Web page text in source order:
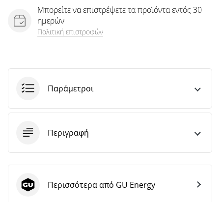
Μπορείτε να επιστρέψετε τα προϊόντα εντός 30
ημερών
Πολιτική επιστροφών
Παράμετροι
Περιγραφή
GU EnergyΠερισσότερα από GU Energy